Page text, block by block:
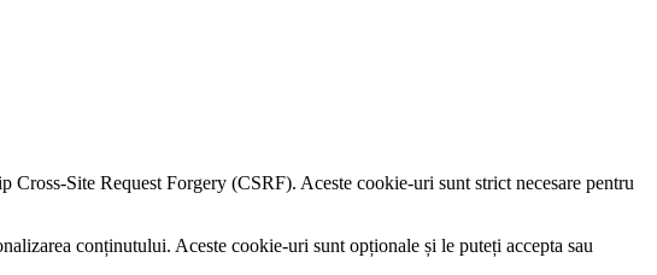
Cross-Site Request Forgery (CSRF). Aceste cookie-uri sunt strict necesare pentru
conținutului. Aceste cookie-uri sunt opționale și le puteți accepta sau